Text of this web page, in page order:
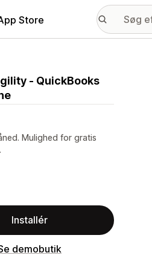
Store
‑ QuickBooks
Mulighed for gratis
Installér
demobutik